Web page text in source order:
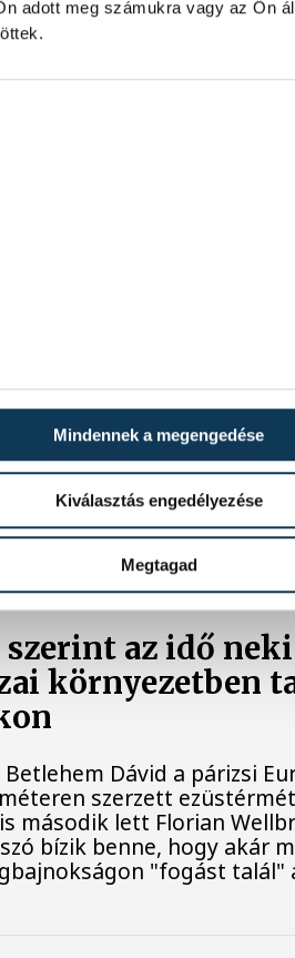
adott meg számukra vagy az Ön
Mindennek a megengedése
Kiválasztás engedélyezése
Megtagad
Baja: japán
ad otthont.
négy évre írt
Vitális Milán a Varga
Athén
szerint az idő
környezetben
Dávid a párizsi
szerzett
második lett Florian
bízik benne, hogy akár
"fogást talál"